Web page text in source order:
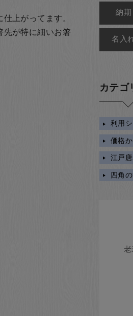
上がってます。
先が特に細いお箸
納期
名入
カテゴ
利用
価格
江戸
四角